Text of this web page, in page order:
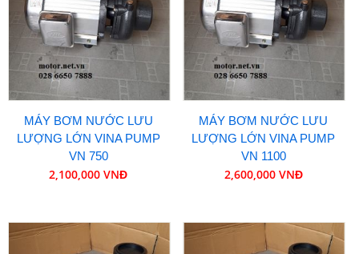
MÁY BƠM NƯỚC LƯU
LƯỢNG LỚN VINA PUMP
VN 750
2,100,000 VNĐ
MÁY BƠM NƯỚC LƯU
LƯỢNG LỚN VINA PUMP
VN 1100
2,600,000 VNĐ